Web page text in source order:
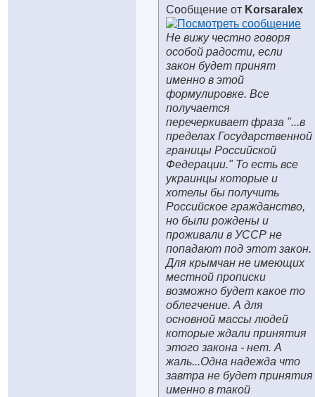
Сообщение от Korsaralex
Не вижу честно говоря
особой радости, если
закон будет принят
именно в этой
формулировке. Все
получается
перечеркивает фраза "...в
пределах Государственной
границы Российской
Федерации." То есть все
украинцы которые и
хотелы бы получить
Российское гражданство,
но были рождены и
проживали в УССР не
попадают под этот закон.
Для крымчан не имеющих
местной прописки
возможно будет какое то
облегчение. А для
основной массы людей
которые ждали принятия
этого закона - нет. А
жаль...Одна надежда что
завтра не будет принятия
именно в такой